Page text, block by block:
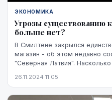
ЭКОНОМИКА
Угрозы существованию
больше нет?
В Смилтене закрылся
магазин - об этом недавно
"Северная Латвия".
26.11.2024 11:05